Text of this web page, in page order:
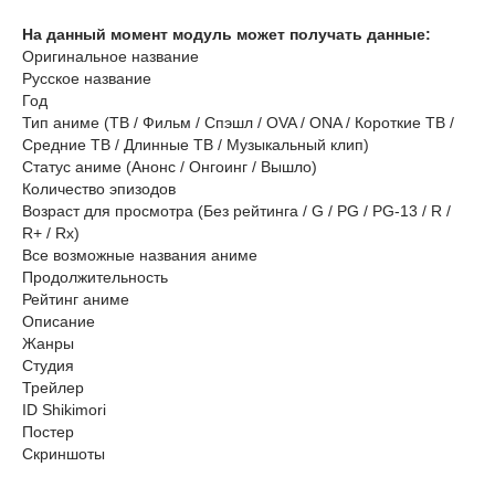
На данный момент модуль может получать данные:
Оригинальное название
Русское название
Год
Тип аниме (ТВ / Фильм / Спэшл / OVA / ONA / Короткие ТВ /
Средние ТВ / Длинные ТВ / Музыкальный клип)
Статус аниме (Анонс / Онгоинг / Вышло)
Количество эпизодов
Возраст для просмотра (Без рейтинга / G / PG / PG-13 / R /
R+ / Rx)
Все возможные названия аниме
Продолжительность
Рейтинг аниме
Описание
Жанры
Студия
Трейлер
ID Shikimori
Постер
Скриншоты